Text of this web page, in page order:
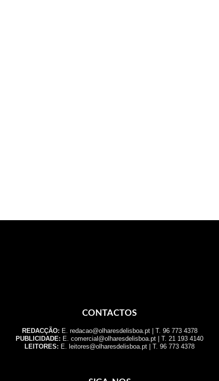
CONTACTOS
REDACÇÃO: E. redacao@olharesdelisboa.pt | T. 96 773 4378
PUBLICIDADE: E. comercial@olharesdelisboa.pt | T. 21 193 4140
LEITORES: E. leitores@olharesdelisboa.pt | T. 96 773 4378